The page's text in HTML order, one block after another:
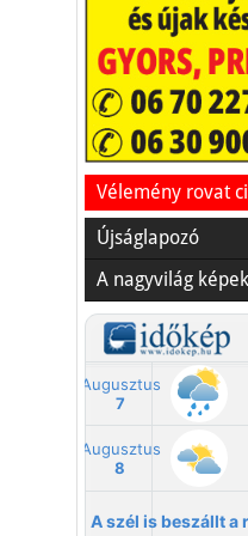
Kaktusz
A
Vélemény rovat
Újságlapozó
A nagyvilág